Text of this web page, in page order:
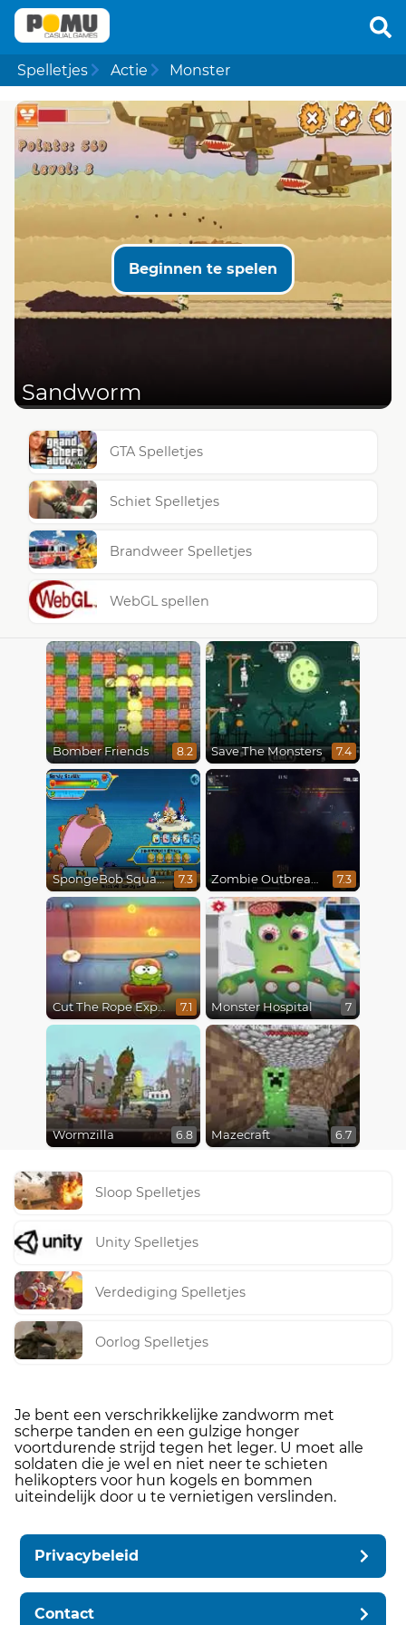
Spelletjes Actie Monster
Beginnen te spelen
Sandworm
GTA Spelletjes
Schiet Spelletjes
Brandweer Spelletjes
WebGL spellen
Bomber Friends 8.2 Save The Monsters 7.4
SpongeBob SquarePants : Monster Island Adventures 7.3 Zombie Outbreak Arena 7.3
Cut The Rope Experiments 7.1 Monster Hospital 7
Wormzilla 6.8 Mazecraft 6.7
Sloop Spelletjes
Unity Spelletjes
Verdediging Spelletjes
Oorlog Spelletjes
Je bent een verschrikkelijke zandworm met
scherpe tanden en een gulzige honger
voortdurende strijd tegen het leger. U moet alle
soldaten die je wel en niet neer te schieten
helikopters voor hun kogels en bommen
uiteindelijk door u te vernietigen verslinden.
Privacybeleid
Contact